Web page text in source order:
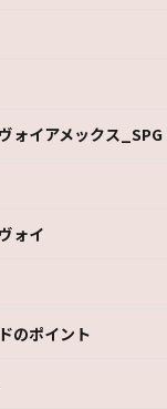
ォイアメックス_SPG
ォイ
のポイント